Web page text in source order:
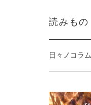
読みもの
日々ノコラム